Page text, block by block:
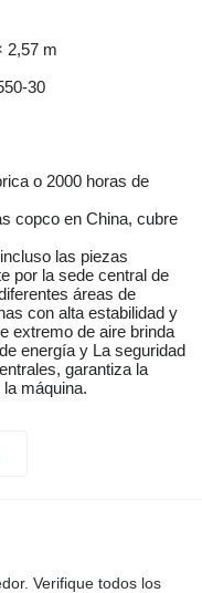
2,57 m
30
o 2000 horas de
copco en China, cubre
las piezas
por la sede central de
áreas de
con alta estabilidad y
extremo de aire brinda
energía y La seguridad
garantiza la
máquina.
Verifique todos los